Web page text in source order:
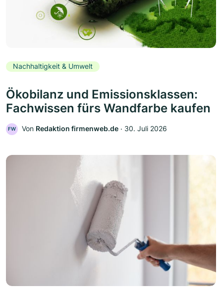
Nachhaltigkeit & Umwelt
Ökobilanz und Emissionsklassen:
Fachwissen fürs Wandfarbe kaufen
FW Von Redaktion firmenweb.de ‧ 30. Juli 2026